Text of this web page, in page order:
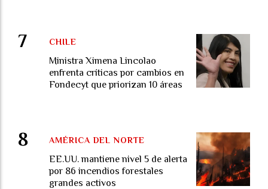
Ministra Ximena Lincolao
enfrenta críticas por cambios en
Fondecyt que priorizan 10 áreas
CHILE
EE.UU. mantiene nivel 5 de alerta
por 86 incendios forestales
grandes activos
AMÉRICA DEL NORTE